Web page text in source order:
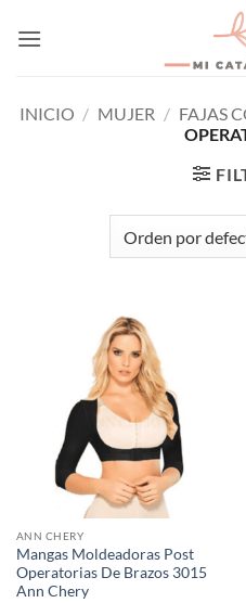
INICIO / MUJER / FAJAS
ANN CHERY
Mangas Moldeadoras Post
Operatorias De Brazos 3015
Ann Chery